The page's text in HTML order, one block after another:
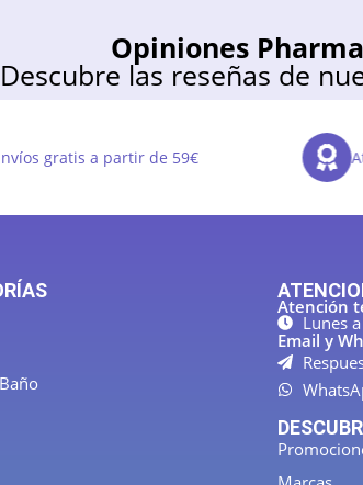
Opiniones
Descubre las reseñas de
gratis a partir de 59€
Atención
Lunes
Email y